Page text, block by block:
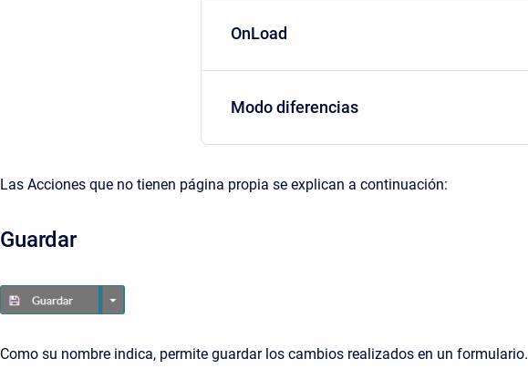
OnLoad
Modo diferencias
Las Acciones que no tienen página propia se explican a continuación:
Guardar
Como su nombre indica, permite guardar los cambios realizados en un formulario.